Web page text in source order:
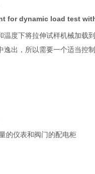
for dynamic load test with
温度下将拉伸试样机械加载
逸出，所以需要一个适当控
的仪表和阀门的配电柜